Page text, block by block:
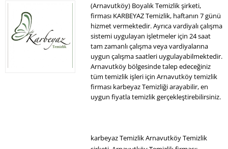
(Arnavutköy) Boyalık Temizlik şirketi,
firması KARBEYAZ Temizlik, haftanın 7 günü
hizmet vermektedir. Ayrıca vardiyalı çalışma
sistemi uygulayan işletmeler için 24 saat
tam zamanlı çalışma veya vardiyalarına
uygun çalışma saatleri uygulayabilmektedir.
Arnavutköy bölgesinde talep edeceğiniz
tüm temizlik işleri için Arnavutköy temizlik
firması karbeyaz Temizliği arayabilir, en
uygun fiyatla temizlik gerçekleştirebilirsiniz.
karbeyaz Temizlik Arnavutköy Temizlik